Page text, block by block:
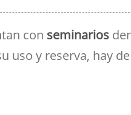
con seminarios
uso y reserva, hay